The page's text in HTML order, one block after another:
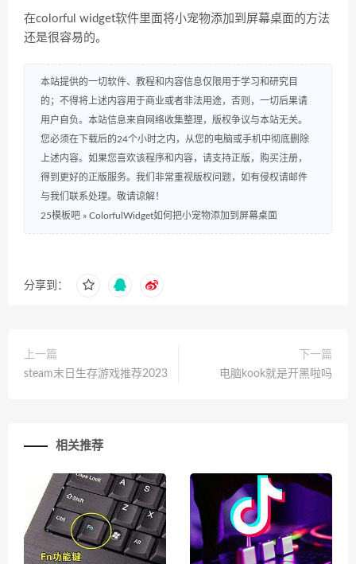
在colorful widget软件里面将小宠物添加到屏幕桌面的方法
还是很容易的。
本站提供的一切软件、教程和内容信息仅限用于学习和研究目
的；不得将上述内容用于商业或者非法用途，否则，一切后果请
用户自负。本站信息来自网络收集整理，版权争议与本站无关。
您必须在下载后的24个小时之内，从您的电脑或手机中彻底删除
上述内容。如果您喜欢该程序和内容，请支持正版，购买注册，
得到更好的正版服务。我们非常重视版权问题，如有侵权请邮件
与我们联系处理。敬请谅解！
25模板吧 » ColorfulWidget如何把小宠物添加到屏幕桌面
分享到：
上一篇
steam末日生存游戏推荐2023
下一篇
电脑kook就是开黑啦吗
相关推荐